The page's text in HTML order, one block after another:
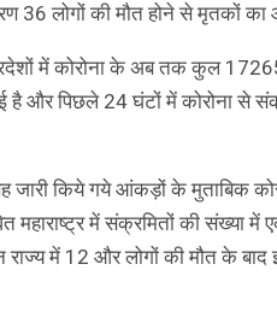
36 लोगों की मौत होने से मृतकों का
में कोरोना के अब तक कुल
है और पिछले 24 घंटों में कोरोना
जारी किये गये आंकड़ों के मुताबिक
महाराष्ट्र में संक्रमितों की संख्या
में 12 और लोगों की मौत के बाद